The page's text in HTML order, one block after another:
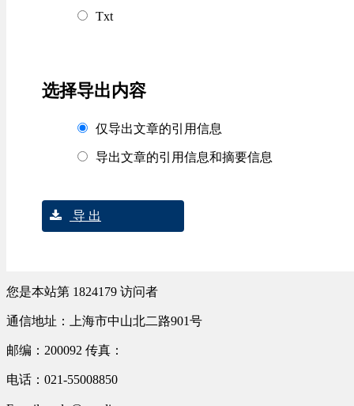
Txt
选择导出内容
仅导出文章的引用信息
导出文章的引用信息和摘要信息
导 出
您是本站第 1824179 访问者
通信地址：上海市中山北二路901号
邮编：200092 传真：
电话：021-55008850